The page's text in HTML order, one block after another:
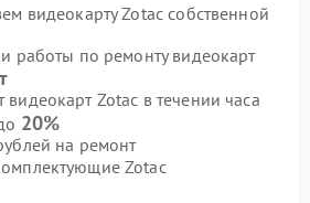
видеокарту Zotac собственной
работы по ремонту видеокарт
Zotac в течении часа
20%
на ремонт
Zotac